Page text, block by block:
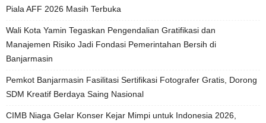
Piala AFF 2026 Masih Terbuka
Wali Kota Yamin Tegaskan Pengendalian Gratifikasi dan
Manajemen Risiko Jadi Fondasi Pemerintahan Bersih di
Banjarmasin
Pemkot Banjarmasin Fasilitasi Sertifikasi Fotografer Gratis, Dorong
SDM Kreatif Berdaya Saing Nasional
CIMB Niaga Gelar Konser Kejar Mimpi untuk Indonesia 2026,